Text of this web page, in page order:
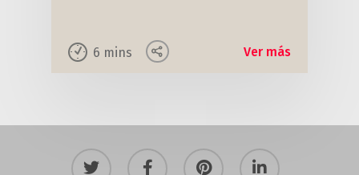
6 mins Ver más
twitter facebook pinterest linkedin